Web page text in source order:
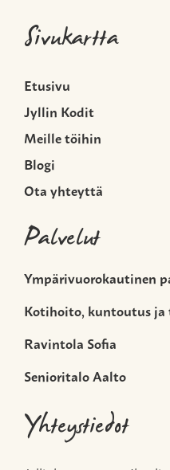
Sivukartta
Etusivu
Jyllin Kodit
Meille töihin
Blogi
Ota yhteyttä
Palvelut
Ympärivuorokautinen
Kotihoito, kuntoutus
Ravintola Sofia
Senioritalo Aalto
Yhteystiedot